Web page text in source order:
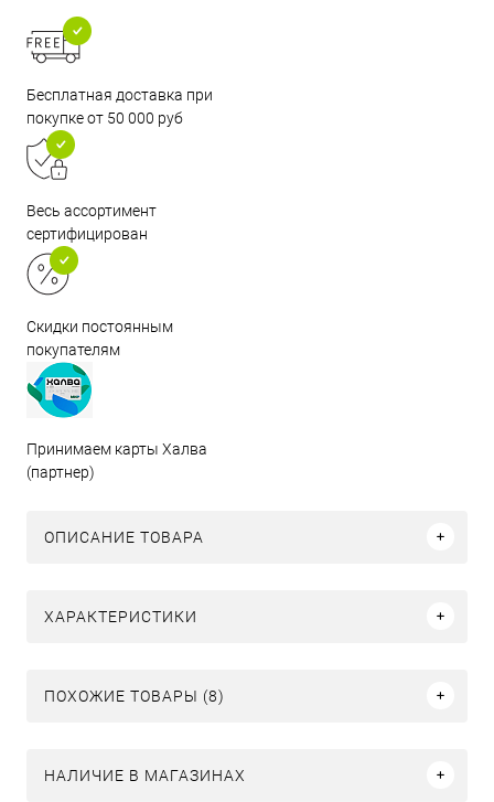
Бесплатная доставка при
покупке от 50 000 руб
Весь ассортимент
сертифицирован
Скидки постоянным
покупателям
Принимаем карты Халва
(партнер)
ОПИСАНИЕ ТОВАРА
ХАРАКТЕРИСТИКИ
ПОХОЖИЕ ТОВАРЫ (8)
НАЛИЧИЕ В МАГАЗИНАХ